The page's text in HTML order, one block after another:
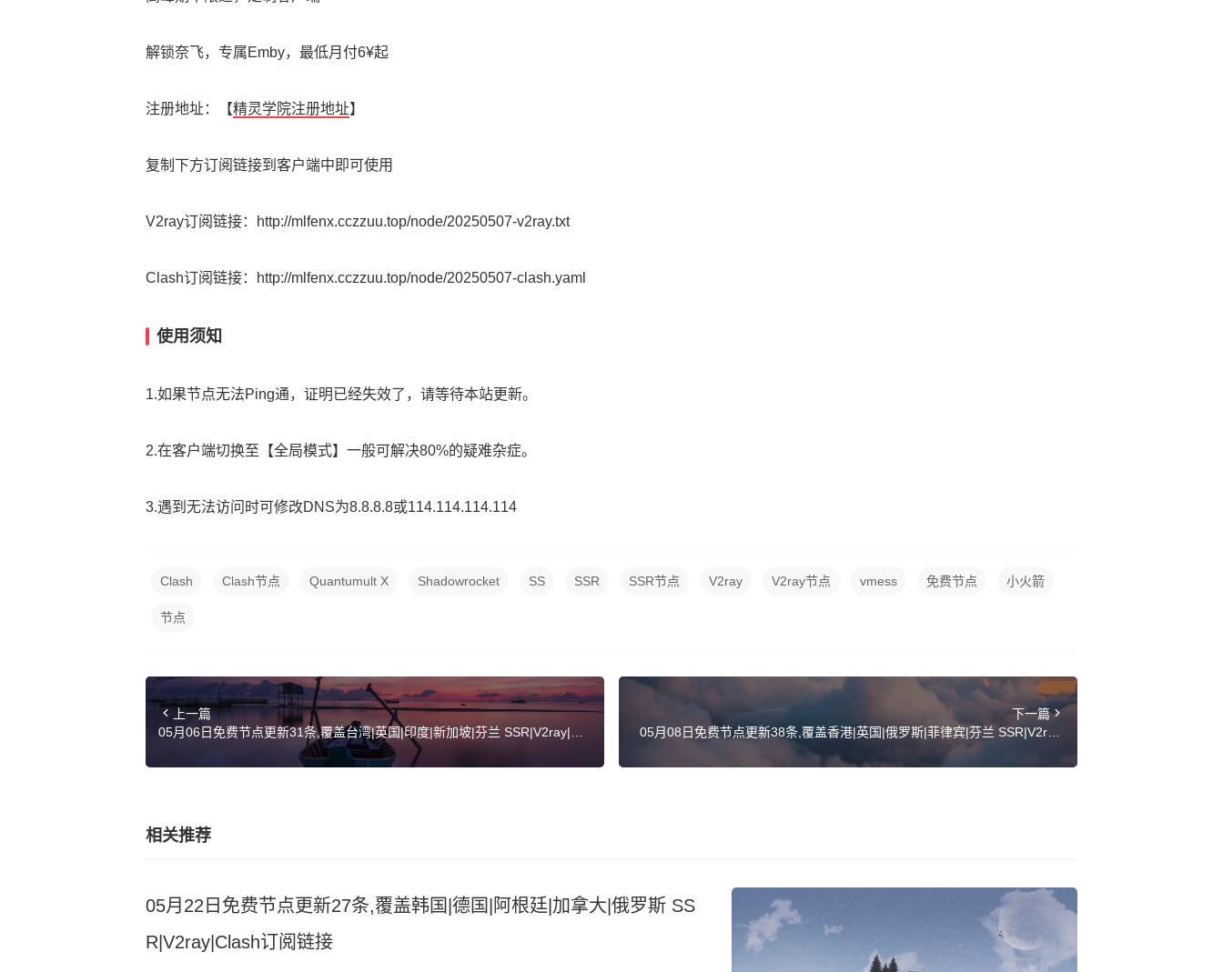
解锁奈飞，专属Emby，最低月付6¥起
注册地址：【精灵学院注册地址】
复制下方订阅链接到客户端中即可使用
V2ray订阅链接：http://mlfenx.cczzuu.top/node/20250507-v2ray.txt
Clash订阅链接：http://mlfenx.cczzuu.top/node/20250507-clash.yaml
使用须知
1.如果节点无法Ping通，证明已经失效了，请等待本站更新。
2.在客户端切换至【全局模式】一般可解决80%的疑难杂症。
3.遇到无法访问时可修改DNS为8.8.8.8或114.114.114.114
Clash Clash节点 Quantumult X Shadowrocket SS SSR SSR节点 V2ray V2ray节点 vmess 免费节点 小火箭
节点
上一篇
05月06日免费节点更新31条,覆盖台湾|英国|印度|新加坡|芬兰 SSR|V2ray|Cla
下一篇
05月08日免费节点更新38条,覆盖香港|英国|俄罗斯|菲律宾|芬兰 SSR|V2ray|
相关推荐
05月22日免费节点更新27条,覆盖韩国|德国|阿根廷|加拿大|俄罗斯 SS
R|V2ray|Clash订阅链接